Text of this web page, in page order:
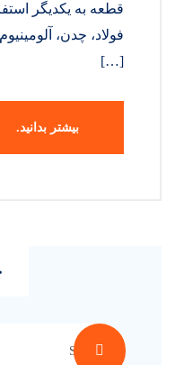
قطعه به یکدیگر
فولاد، چدن،
[…]
بیشتر بدانید.